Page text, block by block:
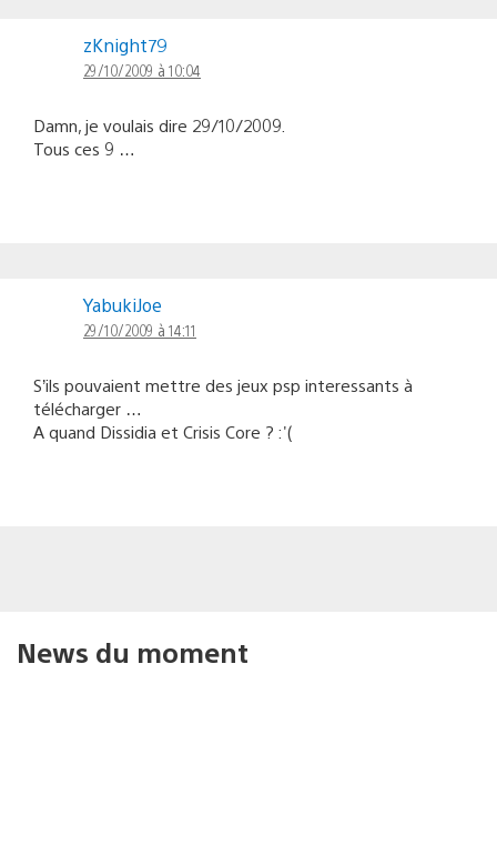
zKnight79
29/10/2009 à 10:04
Damn, je voulais dire 29/10/2009.
Tous ces 9 …
YabukiJoe
29/10/2009 à 14:11
S’ils pouvaient mettre des jeux psp interessants à
télécharger …
A quand Dissidia et Crisis Core ? :'(
News du moment